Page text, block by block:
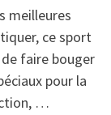
meilleures
ce sport
faire bouger
pour la
…